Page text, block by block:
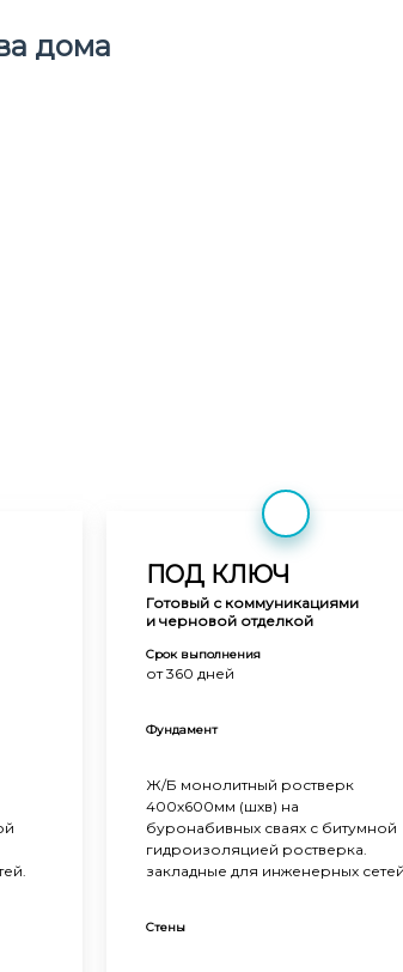
дома
ПОД КЛЮЧ
Готовый с коммуникациями
и черновой отделкой
Срок выполнения
от 360 дней
Фундамент
Ж/Б монолитный ростверк
400х600мм (шхв) на
буронабивных сваях с битумной
гидроизоляцией ростверка.
закладные для инженерных
Стены